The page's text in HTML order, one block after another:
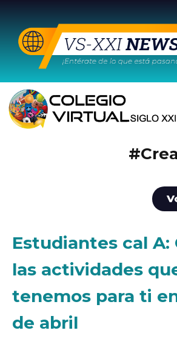
Estudiantes cal A:
las actividades
tenemos para ti
de abril